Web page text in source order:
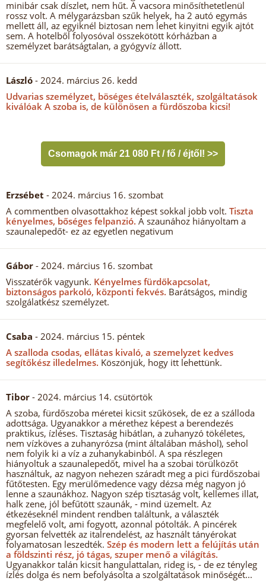
minibár csak díszlet, nem hűt. A vacsora minősíthetetlenül
rossz volt. A mélygarázsban szűk helyek, ha 2 autó egymás
mellett áll, az egyiknél biztosan nem lehet kinyitni egyik ajtót
sem. A hotelből folyosóval összekötött kórházban a
személyzet barátságtalan, a gyógyvíz állott.
László - 2024. március 26. kedd
Udvarias személyzet, böséges ételválaszték, szolgáltatások
kiválóak A szoba is, de különösen a fürdőszoba kicsi!
Csomagok már 21 080 Ft / fő / éjtől! >>
Erzsébet - 2024. március 16. szombat
A commentben olvasottakhoz képest sokkal jobb volt. Tiszta
kényelmes, bőséges felpanzió. A szaunához hiányoltam a
szaunalepedőt- ez az egyetlen negativum
Gábor - 2024. március 16. szombat
Visszatérők vagyunk. Kényelmes fürdőkapcsolat,
biztonságos parkoló, központi fekvés. Barátságos, mindig
szolgálatkész személyzet.
Csaba - 2024. március 15. péntek
A szalloda csodas, ellátas kivaló, a szemelyzet kedves
segítőkész illedelmes. Köszönjük, hogy itt lehettünk.
Tibor - 2024. március 14. csütörtök
A szoba, fürdőszoba méretei kicsit szűkösek, de ez a szálloda
adottsága. Ugyanakkor a mérethez képest a berendezés
praktikus, ízléses. Tisztaság hibátlan, a zuhanyzó tökéletes,
nem vízköves a zuhanyrózsa (mint általában máshol), sehol
nem folyik ki a víz a zuhanykabinból. A spa részlegen
hiányoltuk a szaunalepedőt, mivel ha a szobai törülközőt
használtuk, az nagyon nehezen száradt meg a pici fürdőszobai
fűtőtesten. Egy merülőmedence vagy dézsa még nagyon jó
lenne a szaunákhoz. Nagyon szép tisztaság volt, kellemes illat,
halk zene, jól befűtött szaunák, - mind üzemelt. Az
étkezéseknél mindent rendben találtunk, a választék
megfelelő volt, ami fogyott, azonnal pótolták. A pincérek
gyorsan felvették az italrendelést, az használt tányérokat
folyamatosan leszedték. Szép és modern lett a felújítás után
a földszinti rész, jó tágas, szuper menő a világítás.
Ugyanakkor talán kicsit hangulattalan, rideg is, - de ez tényleg
ízlés dolga és nem befolyásolta a szolgáltatások minőségét...